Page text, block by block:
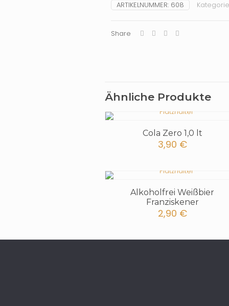
ARTIKELNUMMER: 608
Share
Ähnliche Produkte
Cola Zero 1,0 lt
3,90 €
Alkoholfrei Weißbier
Franziskener
2,90 €